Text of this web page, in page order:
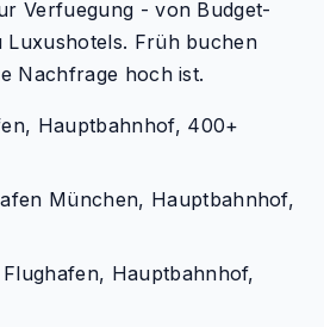
Verfuegung - von Budget-
Früh buchen
Nachfrage hoch ist.
Hauptbahnhof, 400+
München, Hauptbahnhof,
Hauptbahnhof,